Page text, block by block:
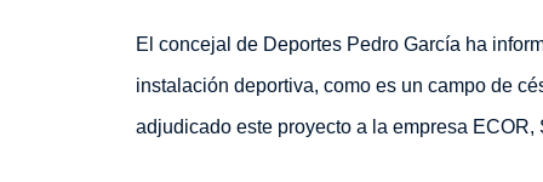
El concejal de Deportes Pedro García ha
instalación deportiva, como es un campo de
adjudicado este proyecto a la empresa ECOR,